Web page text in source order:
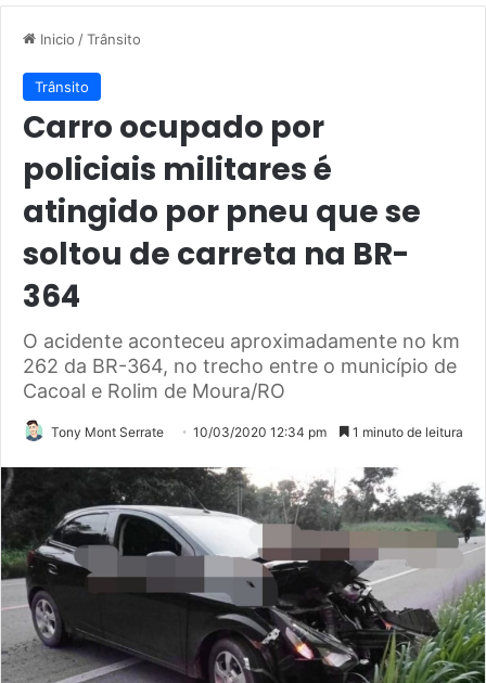
Inicio /Trânsito
Trânsito
Carro ocupado por
policiais militares é
atingido por pneu que se
soltou de carreta na BR-
364
O acidente aconteceu aproximadamente no km
262 da BR-364, no trecho entre o município de
Cacoal e Rolim de Moura/RO
Tony Mont Serrate 10/03/2020 12:34 pm 1 minuto de leitura